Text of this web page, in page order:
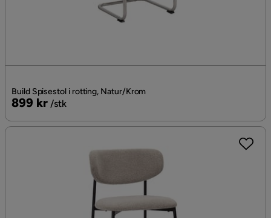
Build Spisestol i rotting, Natur/Krom
Pris
899 kr /stk